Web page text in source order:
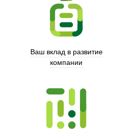
Ваш вклад в развитие
компании